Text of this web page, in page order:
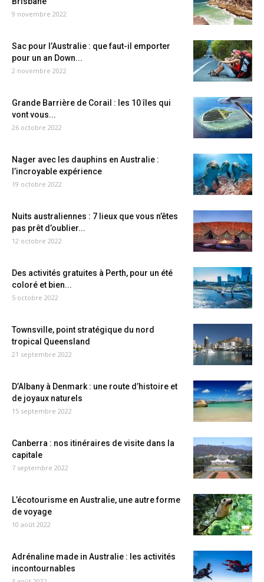
9 novembre 2022
Sac pour l’Australie : que faut-il emporter
pour un an Down...
2 novembre 2022
Grande Barrière de Corail : les 10 îles qui
vont vous...
26 octobre 2022
Nager avec les dauphins en Australie :
l’incroyable expérience
19 octobre 2022
Nuits australiennes : 7 lieux que vous n’êtes
pas prêt d’oublier...
12 octobre 2022
Des activités gratuites à Perth, pour un été
coloré et bien...
5 octobre 2022
Townsville, point stratégique du nord
tropical Queensland
21 septembre 2022
D’Albany à Denmark : une route d’histoire et
de joyaux naturels
15 septembre 2022
Canberra : nos itinéraires de visite dans la
capitale
7 septembre 2022
L’écotourisme en Australie, une autre forme
de voyage
10 août 2022
Adrénaline made in Australie : les activités
incontournables